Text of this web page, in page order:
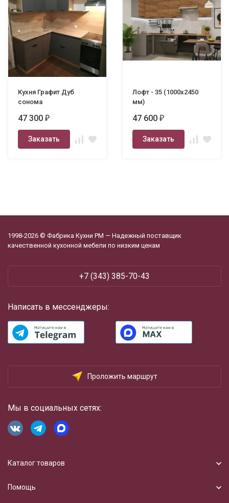
Кухня Графит Дуб
сонома
47 300 ₽
Заказать
Лофт - 35 (1000х2450
мм)
47 600 ₽
Заказать
1998-2026 © Фабрика Кухни РМ — Надежный поставщик
качественной кухонной мебели по низким ценам
+7 (343) 385-70-43
Написать в мессенджеры:
Проложить маршрут
Мы в социальных сетях:
Каталог товаров
Помощь